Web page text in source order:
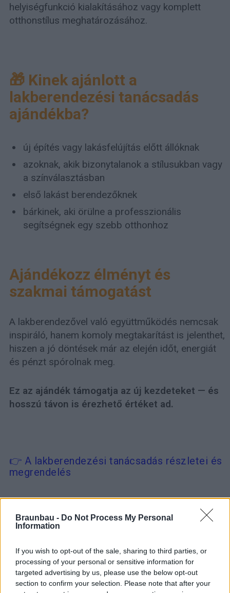
Braunbau - Do Not Process My Personal
Information
If you wish to opt-out of the sale, sharing to third parties, or
processing of your personal or sensitive information for
targeted advertising by us, please use the below opt-out
section to confirm your selection. Please note that after your
helyiségfunkció kialakításához vagy komplett
otthonstílus meghatározásához.
🎁 Kinek ajánlott a
lakberendezési tanácsadás
ajándékba?
új építés vagy lakásfelújítás előtt állóknak
azoknak, akik bizonytalanok a stílusukban vagy
a színválasztásban
első lakást berendezőknek
bárkinek, aki örülne a professzionális
segítségnek egy szebb otthonhoz
Ajándékozz élményt és
szakmai támogatást
A lakberendezővel való együttműködés nemcsak
inspiráló, hanem komoly megtakarítást is jelenthet,
hiszen a jó döntések már az elején időt, energiát
és pénzt spórolnak meg.
Ez az ajándék támogatja az új kezdeteket — és
hosszú távon is érezhető értéket ad.
👉 A lakberendezési tanácsadás részletei és
megrendelés
Ajánlatkérés